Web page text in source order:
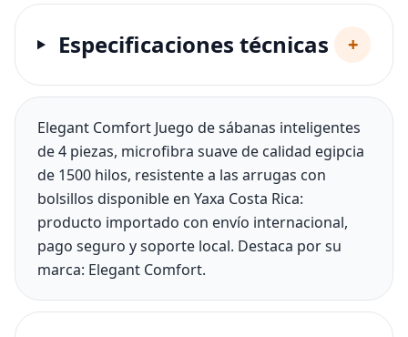
Especificaciones técnicas +
Elegant Comfort Juego de sábanas inteligentes
de 4 piezas, microfibra suave de calidad egipcia
de 1500 hilos, resistente a las arrugas con
bolsillos disponible en Yaxa Costa Rica:
producto importado con envío internacional,
pago seguro y soporte local. Destaca por su
marca: Elegant Comfort.